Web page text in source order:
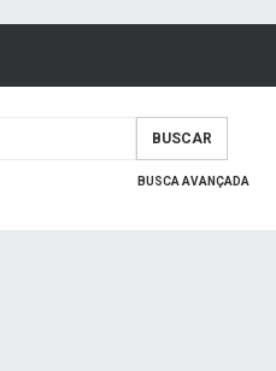
BUSCAR
BUSCA AVANÇADA